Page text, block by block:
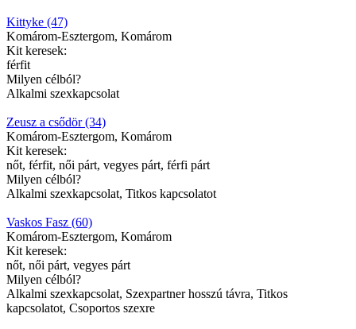
Kittyke (47)
Komárom-Esztergom, Komárom
Kit keresek:
férfit
Milyen célból?
Alkalmi szexkapcsolat
Zeusz a csődör (34)
Komárom-Esztergom, Komárom
Kit keresek:
nőt, férfit, női párt, vegyes párt, férfi párt
Milyen célból?
Alkalmi szexkapcsolat, Titkos kapcsolatot
Vaskos Fasz (60)
Komárom-Esztergom, Komárom
Kit keresek:
nőt, női párt, vegyes párt
Milyen célból?
Alkalmi szexkapcsolat, Szexpartner hosszú távra, Titkos
kapcsolatot, Csoportos szexre